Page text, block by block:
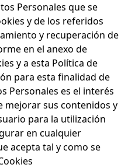
Personales que se
y de los referidos
y recuperación de
en el anexo de
y a esta Política de
para esta finalidad de
Personales es el interés
mejorar sus contenidos y
para la utilización
en cualquier
acepta tal y como se